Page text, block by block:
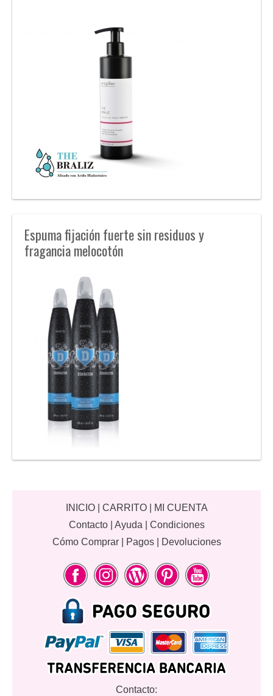
Espuma fijación fuerte sin residuos y
fragancia melocotón
INICIO| CARRITO|
MI CUENTA
Contacto| Ayuda
Condiciones
Cómo Comprar| Pagos| Devoluciones
Contacto: